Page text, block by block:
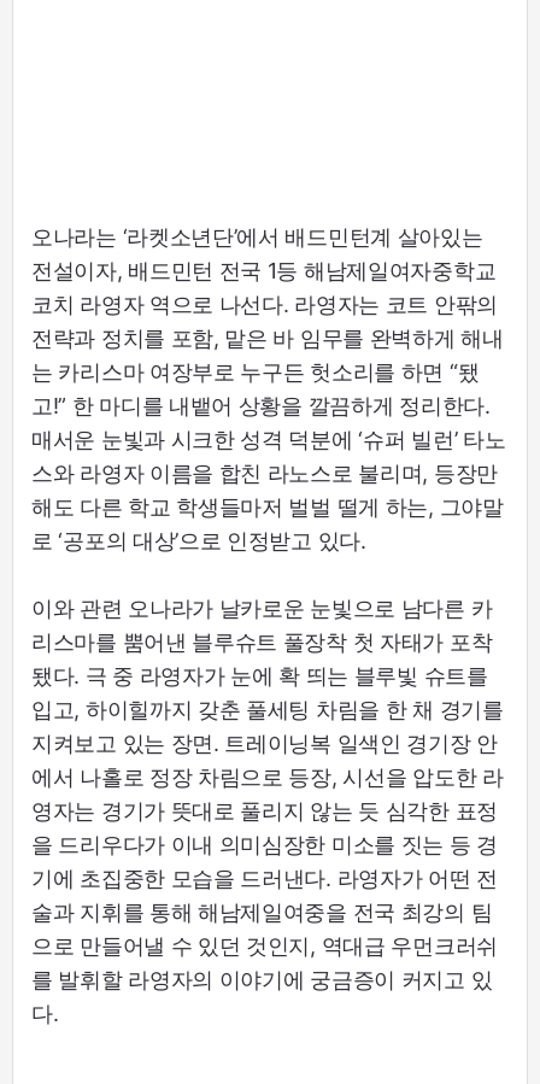
오나라는 ‘라켓소년단’에서 배드민턴계 살아있는
전설이자, 배드민턴 전국 1등 해남제일여자중학교
코치 라영자 역으로 나선다. 라영자는 코트 안팎의
전략과 정치를 포함, 맡은 바 임무를 완벽하게 해내
는 카리스마 여장부로 누구든 헛소리를 하면 “됐
고!” 한 마디를 내뱉어 상황을 깔끔하게 정리한다.
매서운 눈빛과 시크한 성격 덕분에 ‘슈퍼 빌런’ 타노
스와 라영자 이름을 합친 라노스로 불리며, 등장만
해도 다른 학교 학생들마저 벌벌 떨게 하는, 그야말
로 ‘공포의 대상’으로 인정받고 있다.
이와 관련 오나라가 날카로운 눈빛으로 남다른 카
리스마를 뿜어낸 블루슈트 풀장착 첫 자태가 포착
됐다. 극 중 라영자가 눈에 확 띄는 블루빛 슈트를
입고, 하이힐까지 갖춘 풀세팅 차림을 한 채 경기를
지켜보고 있는 장면. 트레이닝복 일색인 경기장 안
에서 나홀로 정장 차림으로 등장, 시선을 압도한 라
영자는 경기가 뜻대로 풀리지 않는 듯 심각한 표정
을 드리우다가 이내 의미심장한 미소를 짓는 등 경
기에 초집중한 모습을 드러낸다. 라영자가 어떤 전
술과 지휘를 통해 해남제일여중을 전국 최강의 팀
으로 만들어낼 수 있던 것인지, 역대급 우먼크러쉬
를 발휘할 라영자의 이야기에 궁금증이 커지고 있
다.